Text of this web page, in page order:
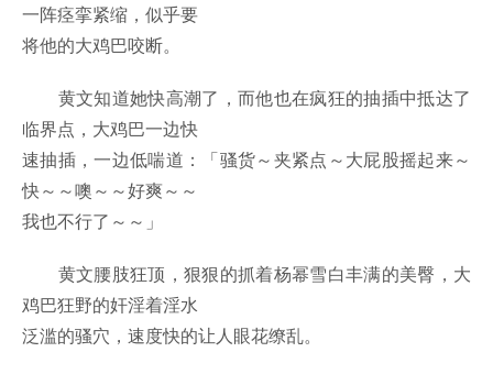
一阵痉挛紧缩，似乎要
将他的大鸡巴咬断。
黄文知道她快高潮了，而他也在疯狂的抽插中抵达了
临界点，大鸡巴一边快
速抽插，一边低喘道：「骚货～夹紧点～大屁股摇起来～
快～～噢～～好爽～～
我也不行了～～」
黄文腰肢狂顶，狠狠的抓着杨幂雪白丰满的美臀，大
鸡巴狂野的奸淫着淫水
泛滥的骚穴，速度快的让人眼花缭乱。